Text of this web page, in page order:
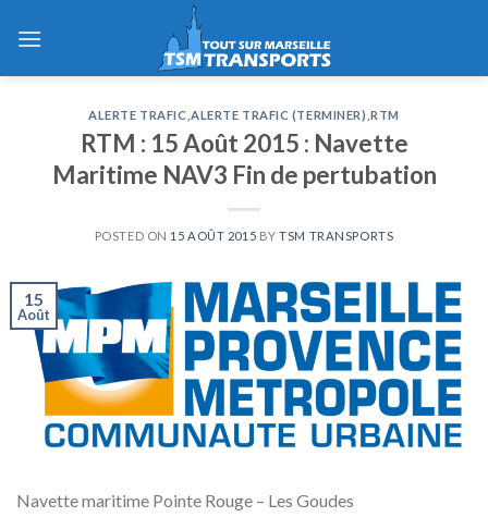
ALERTE TRAFIC ,ALERTE TRAFIC (TERMINER) ,RTM
RTM : 15 Août 2015 : Navette
Maritime NAV3 Fin de pertubation
POSTED ON 15 AOÛT 2015 BYTSM TRANSPORTS
15
Août
Navette maritime Pointe Rouge – Les Goudes